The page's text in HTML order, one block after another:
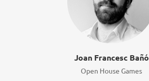
Joan Francesc Bañó
Open House Games